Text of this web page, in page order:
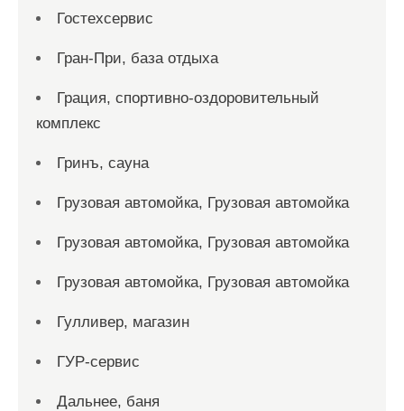
Гостехсервис
Гран-При, база отдыха
Грация, спортивно-оздоровительный
комплекс
Гринъ, сауна
Грузовая автомойка, Грузовая автомойка
Грузовая автомойка, Грузовая автомойка
Грузовая автомойка, Грузовая автомойка
Гулливер, магазин
ГУР-сервис
Дальнее, баня